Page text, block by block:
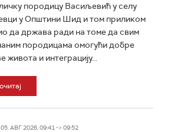
породицу Васиљевић у селу
у Општини Шид и том приликом
да држава ради на томе да свим
породицама омогући добре
живота и интеграцију...
АВГ 2026, 09:41 -> 09:52